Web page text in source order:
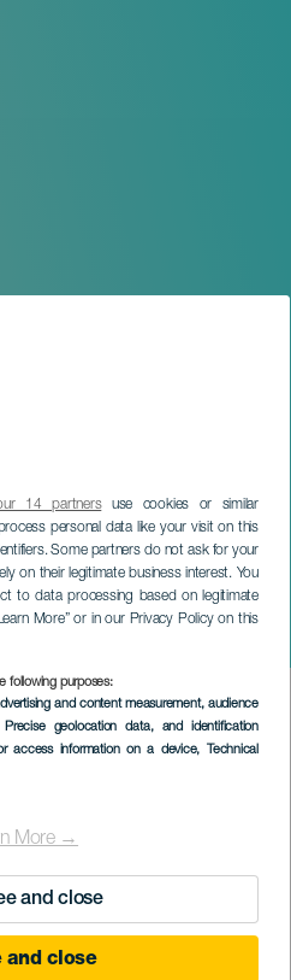
14 partnersuse cookies or similar
personal data like your visit on this
Some partners do not ask for your
on their legitimate business interest. You
to data processing based on legitimate
More” or in our Privacy Policy on this
following purposes:
and content measurement, audience
geolocation data, and identification
access information on a device, Technical
More →
and close
and close
Adri &